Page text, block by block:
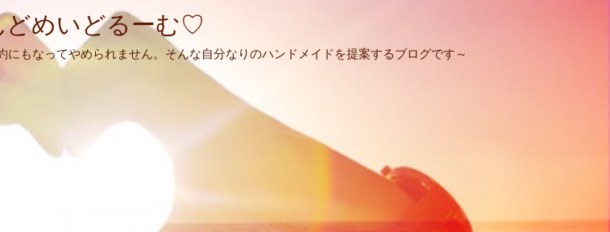
めいどるーむ♡
もなってやめられません。そんな自分なりのハンドメイドを提案するブログです～